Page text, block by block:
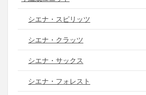
シエナ・スピリッツ
シエナ・クラッツ
シエナ・サックス
シエナ・フォレスト